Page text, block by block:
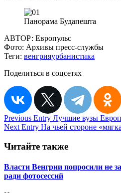
Панорама Будапешта
АВТОР: Европульс
Фото: Архивы пресс-службы
Теги: венгрияурбанистика
Поделиться в соцсетях
Навигация
по
записям
Previous Entry Лучшие вузы
Next Entry На чьей стороне
Читайте также
Власти Венгрии попросили не
ради фотосессий